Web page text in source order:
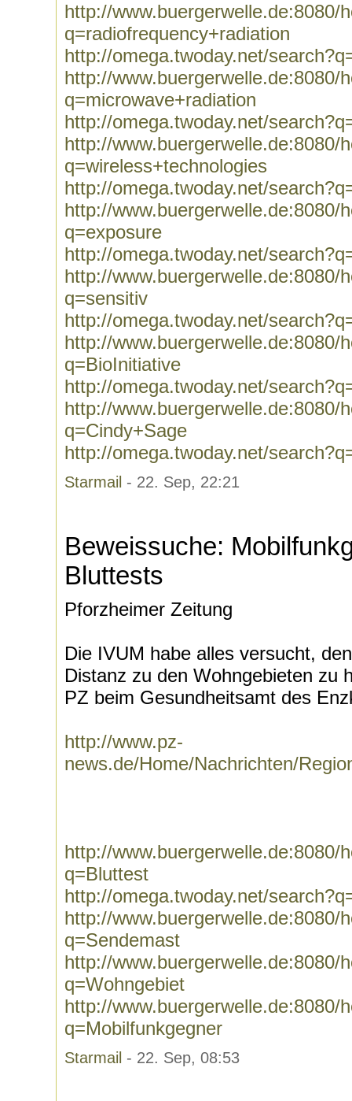
http://www.buergerwelle.de:8080/
q=radiofrequency+radiation
http://omega.twoday.net/
http://www.buergerwelle.de:8080/
q=microwave+radiation
http://omega.twoday.net/
http://www.buergerwelle.de:8080/
q=wireless+technologies
http://omega.twoday.net/
http://www.buergerwelle.de:8080/
q=exposure
http://omega.twoday.net/
http://www.buergerwelle.de:8080/
q=sensitiv
http://omega.twoday.net/
http://www.buergerwelle.de:8080/
q=BioInitiative
http://omega.twoday.net/
http://www.buergerwelle.de:8080/
q=Cindy+Sage
http://omega.twoday.net/
Starmail - 22. Sep, 22:21
Beweissuche:
Bluttests
Pforzheimer Zeitung
Die IVUM habe alles versucht,
Distanz zu den Wohngebieten zu
PZ beim Gesundheitsamt des
http://www.pz-
news.de/Home/Nachrichten/
http://www.buergerwelle.de:8080/
q=Bluttest
http://omega.twoday.net/
http://www.buergerwelle.de:8080/
q=Sendemast
http://www.buergerwelle.de:8080/
q=Wohngebiet
http://www.buergerwelle.de:8080/
q=Mobilfunkgegner
Starmail - 22. Sep, 08:53